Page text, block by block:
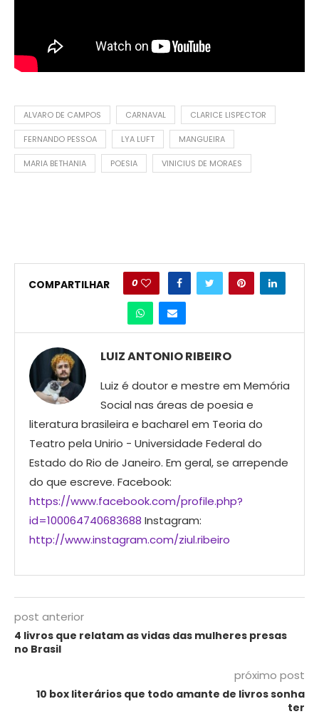
ALVARO DE CAMPOS CARNAVAL CLARICE LISPECTOR
FERNANDO PESSOA LYA LUFT MANGUEIRA
MARIA BETHANIA POESIA VINICIUS DE MORAES
COMPARTILHAR 0
LUIZ ANTONIO RIBEIRO
Luiz é doutor e mestre em Memória
Social nas áreas de poesia e
literatura brasileira e bacharel em Teoria do
Teatro pela Unirio - Universidade Federal do
Estado do Rio de Janeiro. Em geral, se arrepende
do que escreve. Facebook:
https://www.facebook.com/profile.php?
id=100064740683688 Instagram:
http://www.instagram.com/ziul.ribeiro
post anterior
4 livros que relatam as vidas das mulheres presas
no Brasil
próximo post
10 box literários que todo amante de livros sonha
ter